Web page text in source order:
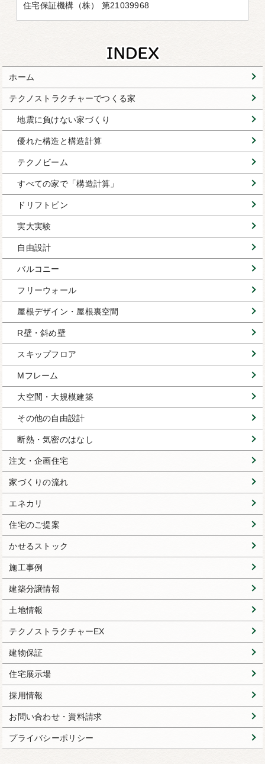
住宅保証機構（株） 第21039968
ホーム
テクノストラクチャーでつくる家
地震に負けない家づくり
優れた構造と構造計算
テクノビーム
すべての家で「構造計算」
ドリフトピン
実大実験
自由設計
バルコニー
フリーウォール
屋根デザイン・屋根裏空間
R壁・斜め壁
スキップフロア
Mフレーム
大空間・大規模建築
その他の自由設計
断熱・気密のはなし
注文・企画住宅
家づくりの流れ
エネカリ
住宅のご提案
かせるストック
施工事例
建築分譲情報
土地情報
テクノストラクチャーEX
建物保証
住宅展示場
採用情報
お問い合わせ・資料請求
プライバシーポリシー